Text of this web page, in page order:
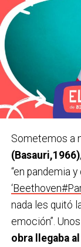
Sometemos a
(Basauri,1966)
“en pandemia
nada les quitó
emoción”.
obra llegaba